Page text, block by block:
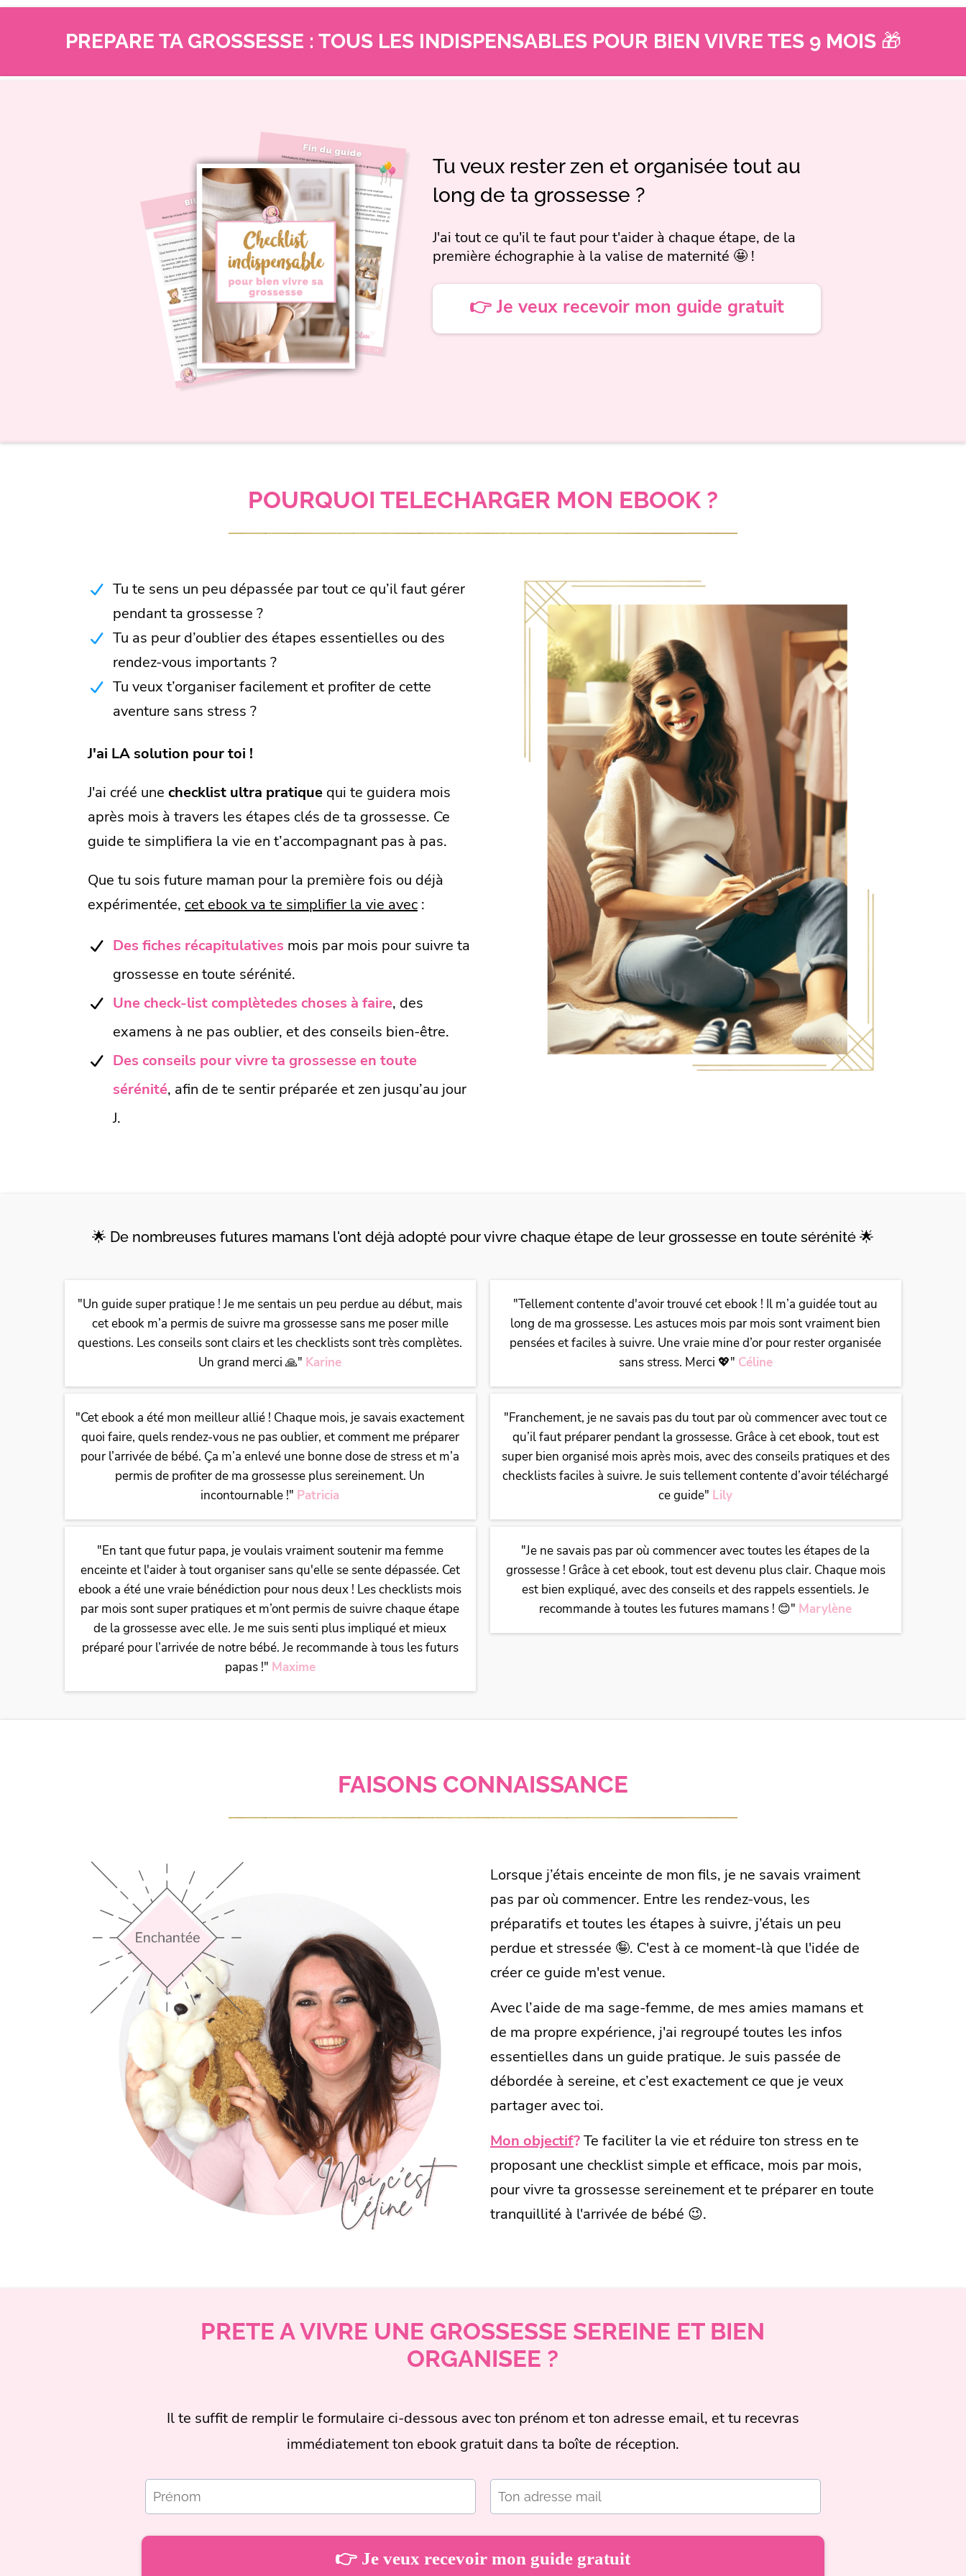
PREPARE TA GROSSESSE : TOUS LES INDISPENSABLES POUR BIEN VIVRE TES 9 MOIS 🎁
Tu veux rester zen et organisée tout au
long de ta grossesse ?
J'ai tout ce qu'il te faut pour t'aider à chaque étape, de la
première échographie à la valise de maternité 🤩 !
👉 Je veux recevoir mon guide gratuit
POURQUOI TELECHARGER MON EBOOK ?
Tu te sens un peu dépassée par tout ce qu’il faut gérer
pendant ta grossesse ?
Tu as peur d’oublier des étapes essentielles ou des
rendez-vous importants ?
Tu veux t’organiser facilement et profiter de cette
aventure sans stress ?
J'ai LA solution pour toi !
J'ai créé une checklist ultra pratique qui te guidera mois
après mois à travers les étapes clés de ta grossesse. Ce
guide te simplifiera la vie en t’accompagnant pas à pas.
Que tu sois future maman pour la première fois ou déjà
expérimentée, cet ebook va te simplifier la vie avec :
Des fiches récapitulatives mois par mois pour suivre ta
grossesse en toute sérénité.
Une check-list complètedes choses à faire, des
examens à ne pas oublier, et des conseils bien-être.
Des conseils pour vivre ta grossesse en toute
sérénité, afin de te sentir préparée et zen jusqu’au jour
J.
🌟 De nombreuses futures mamans l'ont déjà adopté pour vivre chaque étape de leur grossesse en toute sérénité 🌟
"Un guide super pratique ! Je me sentais un peu perdue au début, mais
cet ebook m’a permis de suivre ma grossesse sans me poser mille
questions. Les conseils sont clairs et les checklists sont très complètes.
Un grand merci 🙏" Karine
"Tellement contente d'avoir trouvé cet ebook ! Il m’a guidée tout au
long de ma grossesse. Les astuces mois par mois sont vraiment bien
pensées et faciles à suivre. Une vraie mine d’or pour rester organisée
sans stress. Merci 💖" Céline
"Cet ebook a été mon meilleur allié ! Chaque mois, je savais exactement
quoi faire, quels rendez-vous ne pas oublier, et comment me préparer
pour l’arrivée de bébé. Ça m’a enlevé une bonne dose de stress et m’a
permis de profiter de ma grossesse plus sereinement. Un
incontournable !" Patricia
"Franchement, je ne savais pas du tout par où commencer avec tout ce
qu’il faut préparer pendant la grossesse. Grâce à cet ebook, tout est
super bien organisé mois après mois, avec des conseils pratiques et des
checklists faciles à suivre. Je suis tellement contente d’avoir téléchargé
ce guide" Lily
"En tant que futur papa, je voulais vraiment soutenir ma femme
enceinte et l'aider à tout organiser sans qu'elle se sente dépassée. Cet
ebook a été une vraie bénédiction pour nous deux ! Les checklists mois
par mois sont super pratiques et m’ont permis de suivre chaque étape
de la grossesse avec elle. Je me suis senti plus impliqué et mieux
préparé pour l’arrivée de notre bébé. Je recommande à tous les futurs
papas !" Maxime
"Je ne savais pas par où commencer avec toutes les étapes de la
grossesse ! Grâce à cet ebook, tout est devenu plus clair. Chaque mois
est bien expliqué, avec des conseils et des rappels essentiels. Je
recommande à toutes les futures mamans ! 😊" Marylène
FAISONS CONNAISSANCE
Lorsque j’étais enceinte de mon fils, je ne savais vraiment
pas par où commencer. Entre les rendez-vous, les
préparatifs et toutes les étapes à suivre, j’étais un peu
perdue et stressée 🤪. C'est à ce moment-là que l'idée de
créer ce guide m'est venue.
Avec l’aide de ma sage-femme, de mes amies mamans et
de ma propre expérience, j'ai regroupé toutes les infos
essentielles dans un guide pratique. Je suis passée de
débordée à sereine, et c’est exactement ce que je veux
partager avec toi.
Mon objectif?Te faciliter la vie et réduire ton stress en te
proposant une checklist simple et efficace, mois par mois,
pour vivre ta grossesse sereinement et te préparer en toute
tranquillité à l'arrivée de bébé 😉.
PRETE A VIVRE UNE GROSSESSE SEREINE ET BIEN
ORGANISEE ?
Il te suffit de remplir le formulaire ci-dessous avec ton prénom et ton adresse email, et tu recevras
immédiatement ton ebook gratuit dans ta boîte de réception.
👉 Je veux recevoir mon guide gratuit